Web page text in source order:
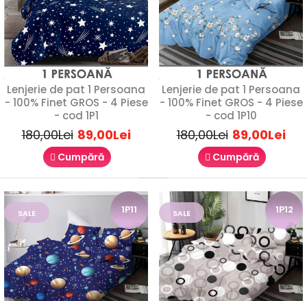
Lenjerie de pat 1 Persoana - 100% Finet GROS
- 4 Piese - cod 1P1
180,00Lei 89,00Lei
Lenjerie de pat 1 Persoana
- 100% Finet GROS - 4 Piese
- cod 1P1
180,00Lei 89,00Lei
Cumpără
Lenjerie de pat 1 Persoana
- 100% Finet GROS - 4 Piese
- cod 1P10
180,00Lei 89,00Lei
Cumpără
1P11
SALE 1P12
SALE